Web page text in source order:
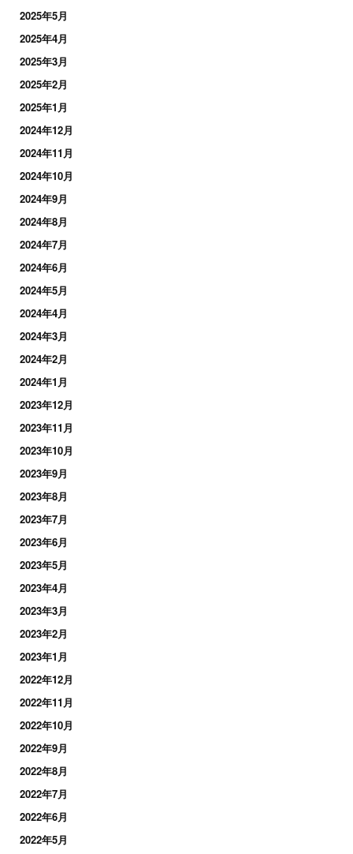
2025年5月
2025年4月
2025年3月
2025年2月
2025年1月
2024年12月
2024年11月
2024年10月
2024年9月
2024年8月
2024年7月
2024年6月
2024年5月
2024年4月
2024年3月
2024年2月
2024年1月
2023年12月
2023年11月
2023年10月
2023年9月
2023年8月
2023年7月
2023年6月
2023年5月
2023年4月
2023年3月
2023年2月
2023年1月
2022年12月
2022年11月
2022年10月
2022年9月
2022年8月
2022年7月
2022年6月
2022年5月